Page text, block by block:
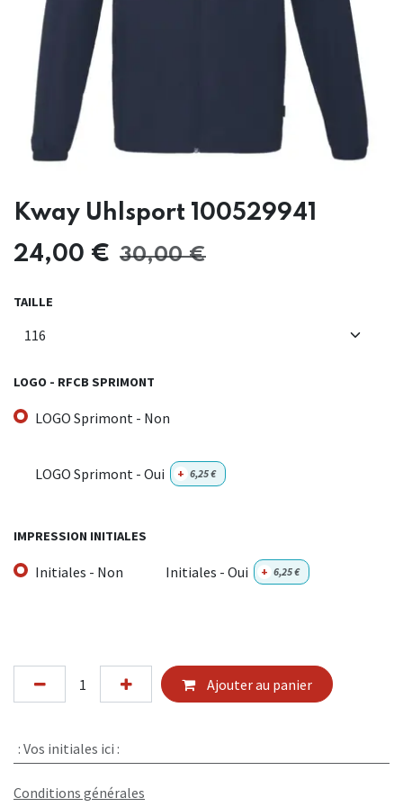
Kway Uhlsport 100529941
24,00 € 30,00€
TAILLE
LOGO - RFCB SPRIMONT
LOGO Sprimont - Non
LOGO Sprimont - Oui + 6,25€
IMPRESSION INITIALES
Initiales - Non Initiales - Oui + 6,25€
Ajouter au panier
: Vos initiales ici :
Conditions générales